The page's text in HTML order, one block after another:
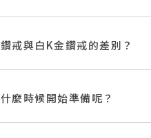
戒與白K金鑽戒的差別？
麼時候開始準備呢？